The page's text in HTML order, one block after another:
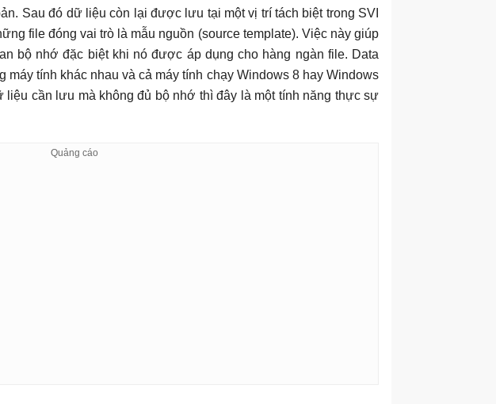
Sau đó dữ liệu còn lại được lưu tại một vị trí tách biệt trong SVI
file đóng vai trò là mẫu nguồn (source template). Việc này giúp
bộ nhớ đặc biệt khi nó được áp dụng cho hàng ngàn file. Data
tính khác nhau và cả máy tính chạy Windows 8 hay Windows
liệu cần lưu mà không đủ bộ nhớ thì đây là một tính năng thực sự